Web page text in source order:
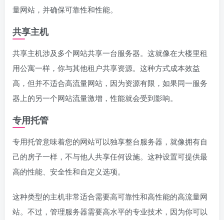
量网站，并确保可靠性和性能。
共享主机
共享主机涉及多个网站共享一台服务器。这就像在大楼里租
用公寓一样，你与其他租户共享资源。这种方式成本效益
高，但并不适合高流量网站，因为资源有限，如果同一服务
器上的另一个网站流量激增，性能就会受到影响。
专用托管
专用托管意味着您的网站可以独享整台服务器，就像拥有自
己的房子一样，不与他人共享任何设施。这种设置可提供最
高的性能、安全性和自定义选项。
这种类型的主机非常适合需要高可靠性和高性能的高流量网
站。不过，管理服务器需要高水平的专业技术，因为你可以